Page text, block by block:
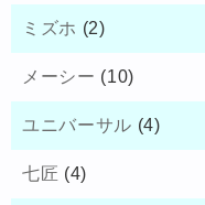
ミズホ (2)
メーシー (10)
ユニバーサル (4)
七匠 (4)